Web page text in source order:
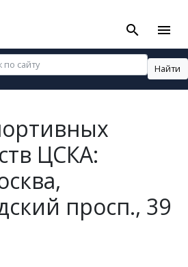
search menu
Найти
ЦСКА:
просп., 39